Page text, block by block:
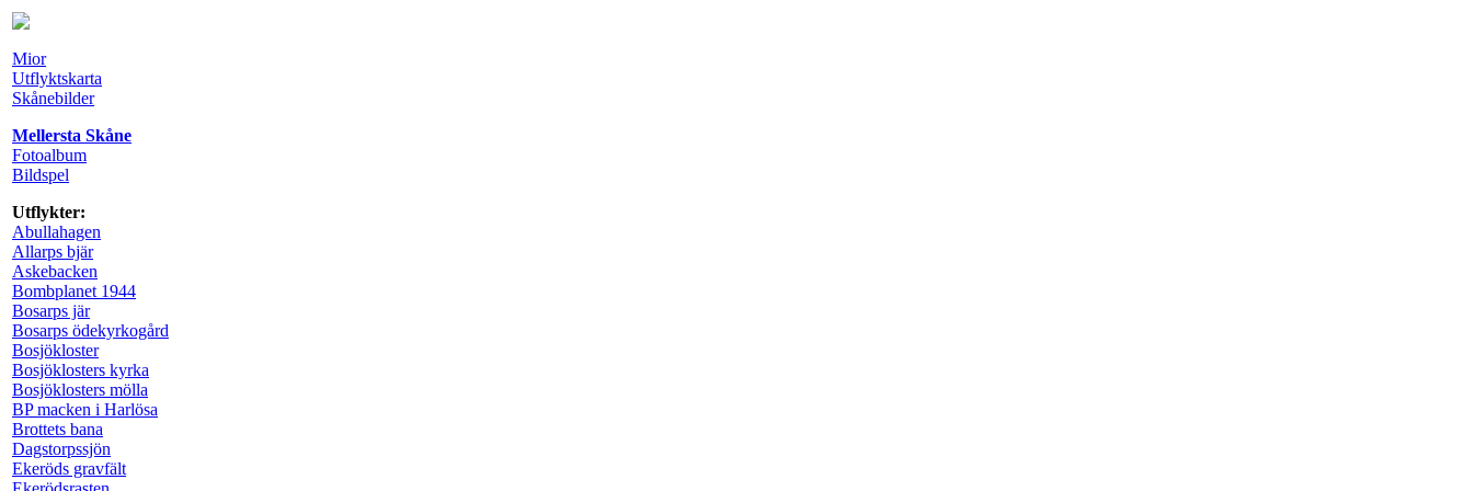
Mior
Utflyktskarta
Skånebilder
Mellersta Skåne
Fotoalbum
Bildspel
Utflykter:
Abullahagen
Allarps bjär
Askebacken
Bombplanet 1944
Bosarps jär
Bosarps ödekyrkogård
Bosjökloster
Bosjöklosters kyrka
Bosjöklosters mölla
BP macken i Harlösa
Brottets bana
Dagstorpssjön
Ekeröds gravfält